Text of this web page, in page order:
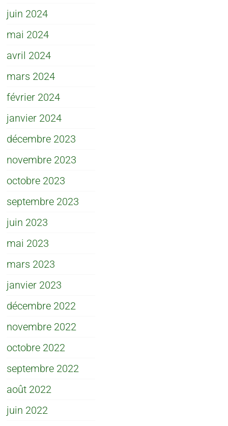
juin 2024
mai 2024
avril 2024
mars 2024
février 2024
janvier 2024
décembre 2023
novembre 2023
octobre 2023
septembre 2023
juin 2023
mai 2023
mars 2023
janvier 2023
décembre 2022
novembre 2022
octobre 2022
septembre 2022
août 2022
juin 2022